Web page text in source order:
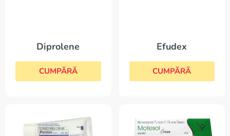
Diprolene
CUMPĂRĂ
Efudex
CUMPĂRĂ